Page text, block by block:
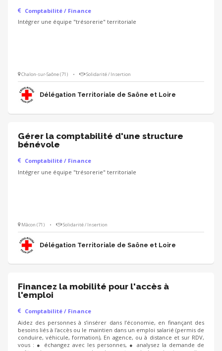
Comptabilité / Finance
Intégrer une équipe "trésorerie" territoriale
Chalon-sur-Saône (71) • Solidarité / Insertion
Délégation Territoriale de Saône et Loire
Gérer la comptabilité d'une structure
bénévole
Comptabilité / Finance
Intégrer une équipe "trésorerie" territoriale
Mâcon (71) • Solidarité / Insertion
Délégation Territoriale de Saône et Loire
Financez la mobilité pour l'accès à
l'emploi
Comptabilité / Finance
Aidez des personnes à s’insérer dans l’économie, en finançant des
besoins liés à l'accès ou le maintien dans un emploi salarié (permis de
conduire, véhicule, formation), En agence, ou à distance et sur RDV,
vous : ● échangez avec les personnes, ● analysez la demande de